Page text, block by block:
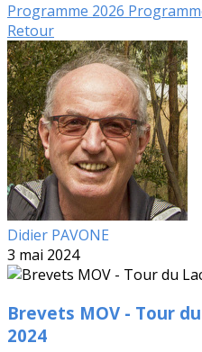
Programme 2026
Retour
Didier PAVONE
3 mai 2024
Brevets MOV - Tour
2024